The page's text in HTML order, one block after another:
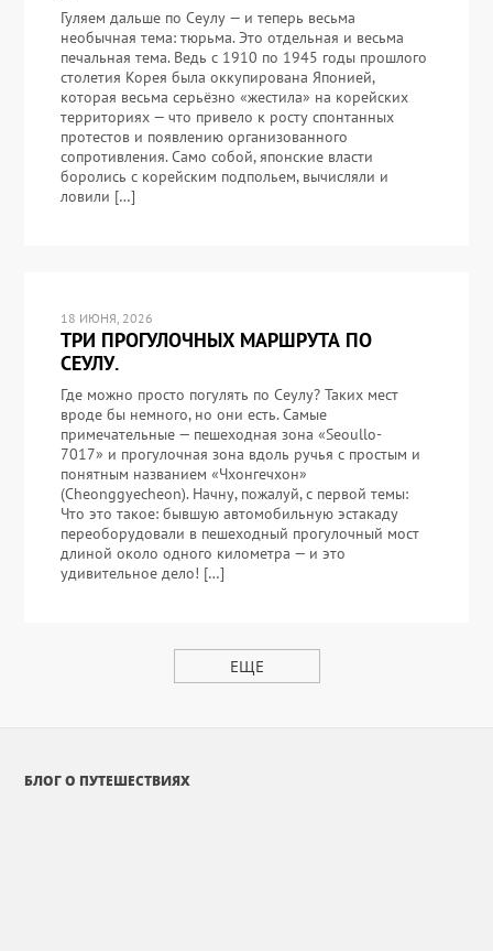
Гуляем дальше по Сеулу — и теперь весьма
необычная тема: тюрьма. Это отдельная и весьма
печальная тема. Ведь с 1910 по 1945 годы прошлого
столетия Корея была оккупирована Японией,
которая весьма серьёзно «жестила» на корейских
территориях — что привело к росту спонтанных
протестов и появлению организованного
сопротивления. Само собой, японские власти
боролись с корейским подпольем, вычисляли и
ловили […]
18 ИЮНЯ, 2026
ТРИ ПРОГУЛОЧНЫХ МАРШРУТА ПО
СЕУЛУ.
Где можно просто погулять по Сеулу? Таких мест
вроде бы немного, но они есть. Самые
примечательные — пешеходная зона «Seoullo-
7017» и прогулочная зона вдоль ручья с простым и
понятным названием «Чхонгечхон»
(Cheonggyecheon). Начну, пожалуй, с первой темы:
Что это такое: бывшую автомобильную эстакаду
переоборудовали в пешеходный прогулочный мост
длиной около одного километра — и это
удивительное дело! […]
ЕЩЕ
БЛОГ О ПУТЕШЕСТВИЯХ